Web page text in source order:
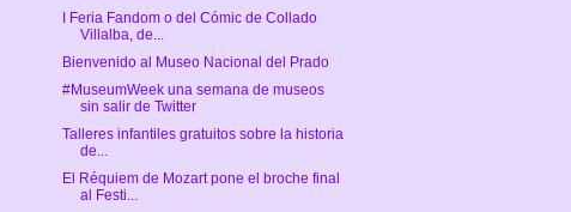
I Feria Fandom o del Cómic de Collado
Villalba, de...
Bienvenido al Museo Nacional del Prado
#MuseumWeek una semana de museos
sin salir de Twitter
Talleres infantiles gratuitos sobre la historia
de...
El Réquiem de Mozart pone el broche final
al Festi...